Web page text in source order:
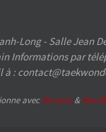
Long - Salle Jean
Informations par
à :
avecNirvana &